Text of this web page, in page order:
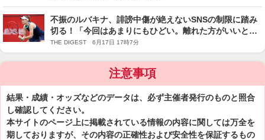
不振のルバキナ、誹謗中傷が絶えないSNSの制限に踏み
切る！「今回はあまりにもひどい。離れた方がいいと思
った」＜SMASH＞
THE DIGEST 6月17日 17時7分
注意事項
結果・成績・オッズなどのデータは、必ず主催者発行のものと照合
し確認してください。
本サイトのページ上に掲載されている情報の内容に関しては万全を
期しておりますが、その内容の正確性および安全性を保証するもの